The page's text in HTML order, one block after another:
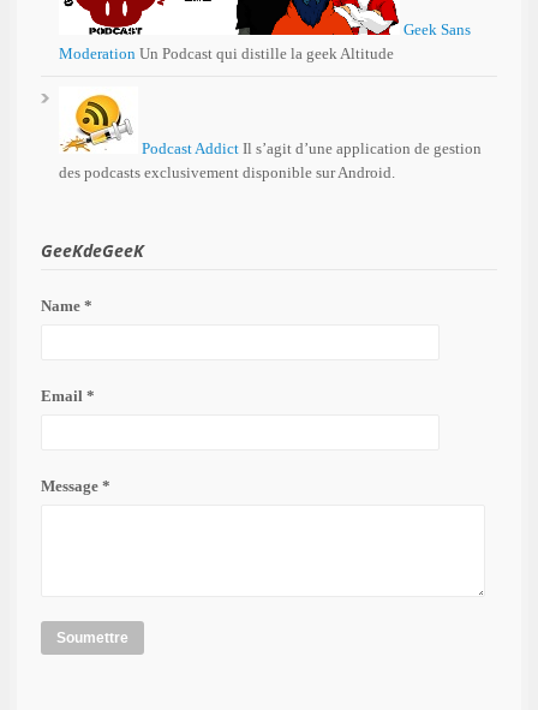
Geek Sans
Moderation Un Podcast qui distille la geek Altitude
Podcast Addict Il s’agit d’une application de gestion
des podcasts exclusivement disponible sur Android.
GeeKdeGeeK
Name *
Email *
Message *
Soumettre